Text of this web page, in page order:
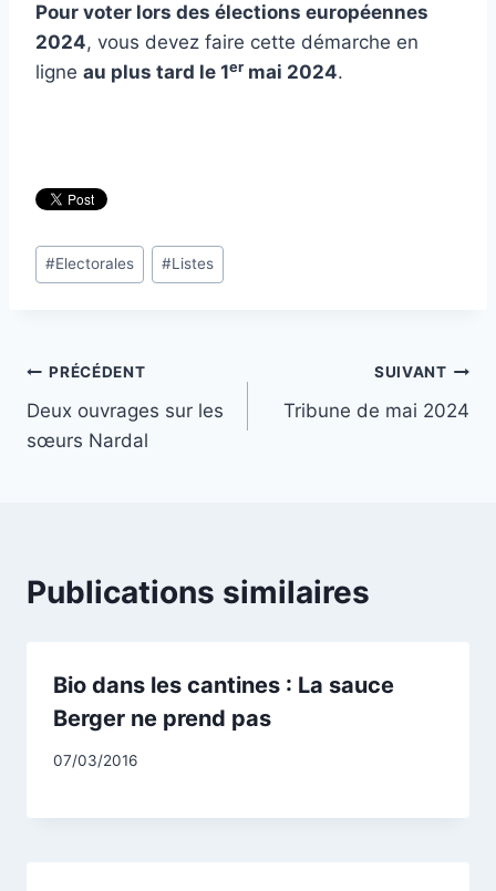
Pour voter lors des élections européennes
2024, vous devez faire cette démarche en
ligne au plus tard le 1er mai 2024.
Étiquettes
de
#Electorales #Listes
Navigation
de
PRÉCÉDENT
Deux ouvrages sur les
sœurs Nardal
SUIVANT
Tribune de mai 2024
Publications similaires
Bio dans les cantines : La sauce
Berger ne prend pas
Par
07/03/2016